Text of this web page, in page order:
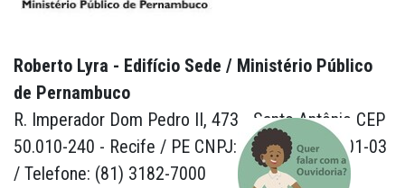
Roberto Lyra - Edifício Sede / Ministério Público
de Pernambuco
R. Imperador Dom Pedro II, 473 - Santo Antônio CEP
50.010-240 - Recife / PE CNPJ: 24.417.065/0001-03
/ Telefone: (81) 3182-7000